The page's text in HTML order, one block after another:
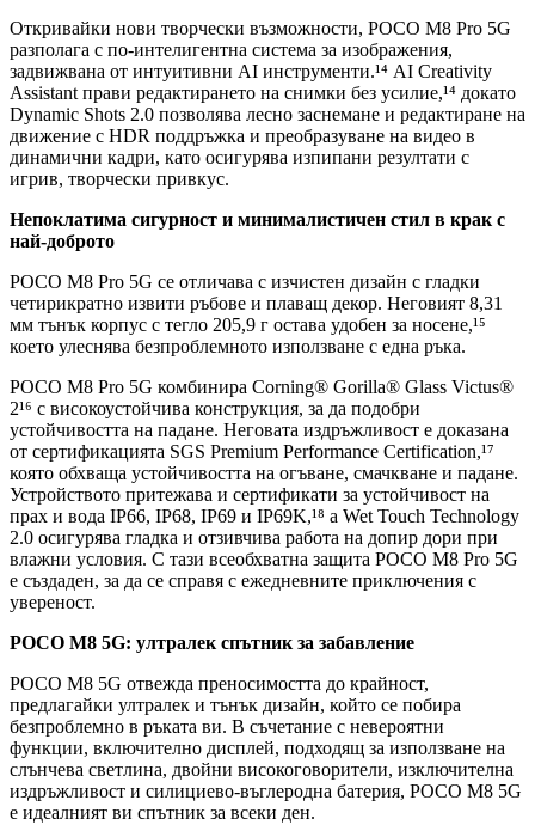
Откривайки нови творчески възможности, POCO M8 Pro 5G
разполага с по-интелигентна система за изображения,
задвижвана от интуитивни AI инструменти.¹⁴ AI Creativity
Assistant прави редактирането на снимки без усилие,¹⁴ докато
Dynamic Shots 2.0 позволява лесно заснемане и редактиране на
движение с HDR поддръжка и преобразуване на видео в
динамични кадри, като осигурява изпипани резултати с
игрив, творчески привкус.
Непоклатима сигурност и минималистичен стил в крак с
най-доброто
POCO M8 Pro 5G се отличава с изчистен дизайн с гладки
четирикратно извити ръбове и плаващ декор. Неговият 8,31
мм тънък корпус с тегло 205,9 г остава удобен за носене,¹⁵
което улеснява безпроблемното използване с една ръка.
POCO M8 Pro 5G комбинира Corning® Gorilla® Glass Victus®
2¹⁶ с високоустойчива конструкция, за да подобри
устойчивостта на падане. Неговата издръжливост е доказана
от сертификацията SGS Premium Performance Certification,¹⁷
която обхваща устойчивостта на огъване, смачкване и падане.
Устройството притежава и сертификати за устойчивост на
прах и вода IP66, IP68, IP69 и IP69K,¹⁸ а Wet Touch Technology
2.0 осигурява гладка и отзивчива работа на допир дори при
влажни условия. С тази всеобхватна защита POCO M8 Pro 5G
е създаден, за да се справя с ежедневните приключения с
увереност.
POCO M8 5G: ултралек спътник за забавление
POCO M8 5G отвежда преносимостта до крайност,
предлагайки ултралек и тънък дизайн, който се побира
безпроблемно в ръката ви. В съчетание с невероятни
функции, включително дисплей, подходящ за използване на
слънчева светлина, двойни високоговорители, изключителна
издръжливост и силициево-въглеродна батерия, POCO M8 5G
е идеалният ви спътник за всеки ден.